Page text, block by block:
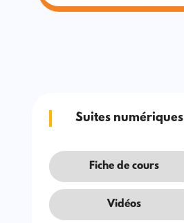
Suites numériques
Fiche de cours
Vidéos